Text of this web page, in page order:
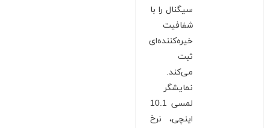
سیگنال را با
شفافیت
خیره‌کننده‌ای
ثبت
می‌کند.
نمایشگر
لمسی 10.1
اینچی، نرخ